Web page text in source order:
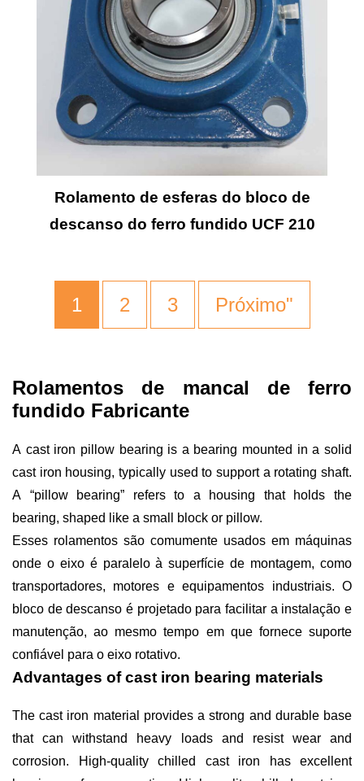
Rolamento de esferas do bloco de
descanso do ferro fundido UCF 210
1 2 3 Próximo"
Rolamentos de mancal de ferro
fundido Fabricante
A cast iron pillow bearing is a bearing mounted in a solid
cast iron housing, typically used to support a rotating shaft.
A “pillow bearing” refers to a housing that holds the
bearing, shaped like a small block or pillow.
Esses rolamentos são comumente usados em máquinas
onde o eixo é paralelo à superfície de montagem, como
transportadores, motores e equipamentos industriais. O
bloco de descanso é projetado para facilitar a instalação e
manutenção, ao mesmo tempo em que fornece suporte
confiável para o eixo rotativo.
Advantages of cast iron bearing materials
The cast iron material provides a strong and durable base
that can withstand heavy loads and resist wear and
corrosion. High-quality chilled cast iron has excellent